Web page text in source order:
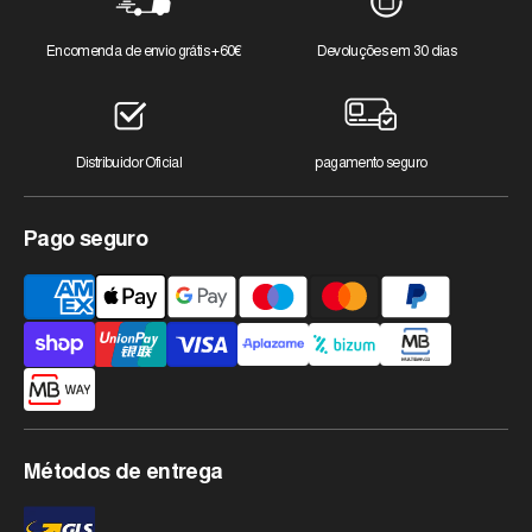
Encomenda de envio grátis +60€ Devoluções em 30 dias
Distribuidor Oficial pagamento seguro
Pago seguro
Métodos
de
pagamento
aceites
Métodos de entrega